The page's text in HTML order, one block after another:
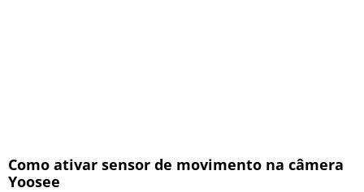
Como ativar sensor de movimento na câmera
Yoosee